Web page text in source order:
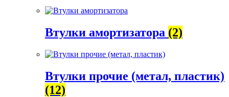
Втулки амортизатора (2)
Втулки прочие (метал, пластик)
(12)